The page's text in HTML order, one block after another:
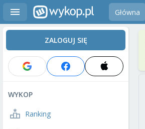
Główna
ZALOGUJ SIĘ
WYKOP
Ranking